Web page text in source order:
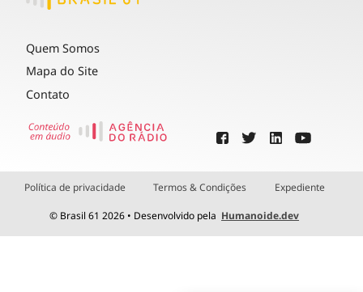
Quem Somos
Mapa do Site
Contato
Política de privacidade Termos & Condições Expediente
© Brasil 61 2026 • Desenvolvido pela Humanoide.dev